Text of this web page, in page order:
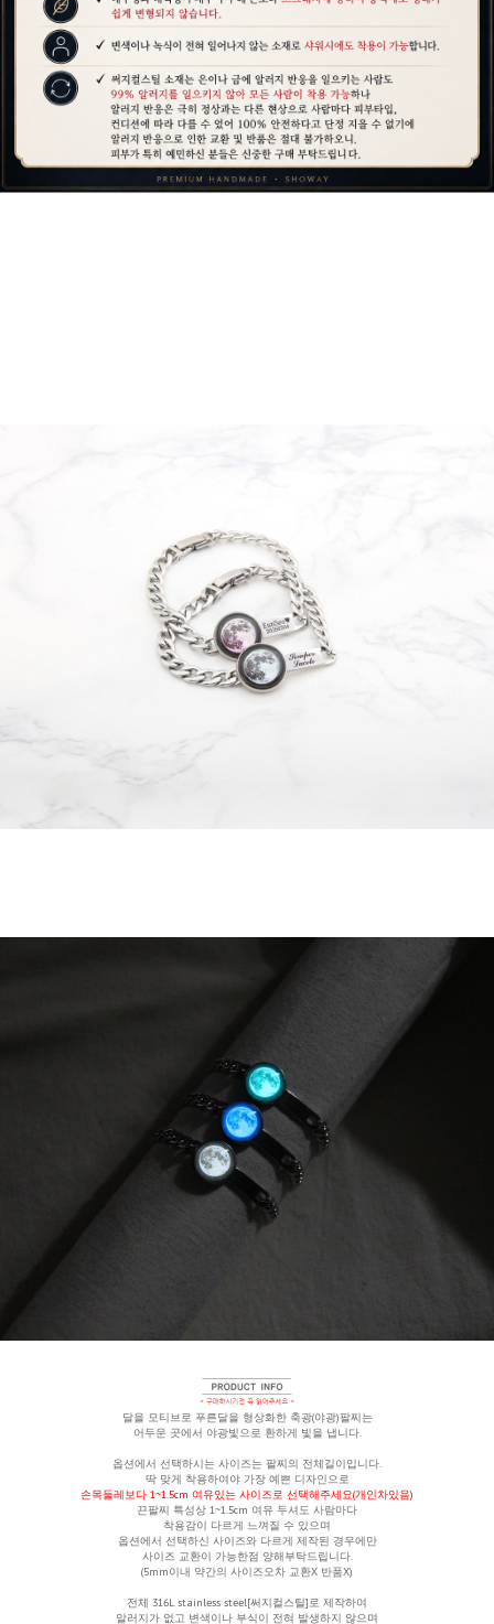
달을 모티브로 푸른달을 형상화한 축광(야광)팔찌는
어두운 곳에서 야광빛으로 환하게 빛을 냅니다.
옵션에서 선택하시는 사이즈는 팔찌의 전체길이입니다.
딱 맞게 착용하여야 가장 예쁜 디자인으로
손목둘레보다 1~1.5cm 여유있는 사이즈로 선택해주세요(개인차있음)
끈팔찌 특성상 1~1.5cm 여유 두셔도 사람마다
착용감이 다르게 느껴질 수 있으며
옵션에서 선택하신 사이즈와 다르게 제작된 경우에만
사이즈 교환이 가능한점 양해부탁드립니다.
(5mm이내 약간의 사이즈오차 교환X 반품X)
전체 316L stainless steel[써지컬스틸]로 제작하여
알러지가 없고 변색이나 부식이 전혀 발생하지 않으며